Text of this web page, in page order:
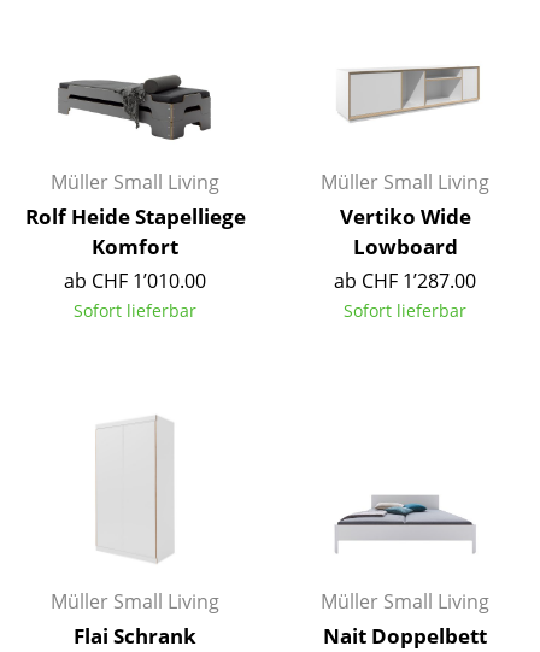
Garderoben
Kleinaufbewahrung
Einzelteile
... alle Aufbewahrungsmöbel
Licht
Schreibtischleuchten
Outdoor-Leuchten
Müller Small Living
Rolf Heide Stapelliege
Komfort
ab CHF 1’010.00
Sofort lieferbar
Müller Small Living
Vertiko Wide
Lowboard
ab CHF 1’287.00
Sofort lieferbar
Müller Small Living
Flai Schrank
Müller Small Living
Nait Doppelbett